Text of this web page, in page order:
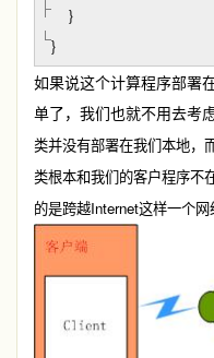
}
}
如果说这个计算程序部署
单了，我们也就不用去考
类并没有部署在我们本地，
类根本和我们的客户程序不
的是跨越Internet这样一个网